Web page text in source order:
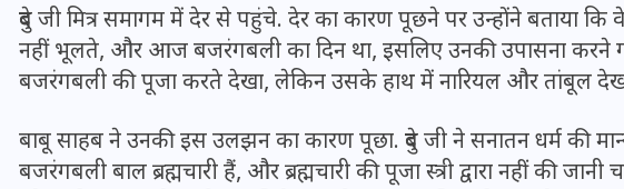
दुबे जी मित्र समागम में देर से पहुंचे. देर का कारण पूछने पर उन्होंने बताया कि
नहीं भूलते, और आज बजरंगबली का दिन था, इसलिए उनकी उपासना करने
बजरंगबली की पूजा करते देखा, लेकिन उसके हाथ में नारियल और तांबूल
बाबू साहब ने उनकी इस उलझन का कारण पूछा. दुबे जी ने सनातन धर्म की
बजरंगबली बाल ब्रह्मचारी हैं, और ब्रह्मचारी की पूजा स्त्री द्वारा नहीं की